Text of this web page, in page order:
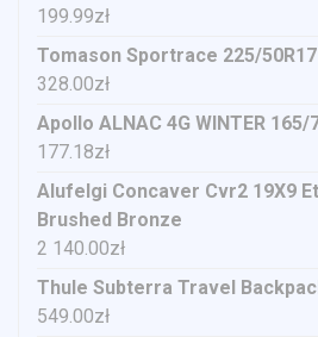
199.99zł
Tomason Sportrace 225/50R17
328.00zł
Apollo ALNAC 4G WINTER 165/
177.18zł
Alufelgi Concaver Cvr2 19X9
Brushed Bronze
2 140.00zł
Thule Subterra Travel
549.00zł